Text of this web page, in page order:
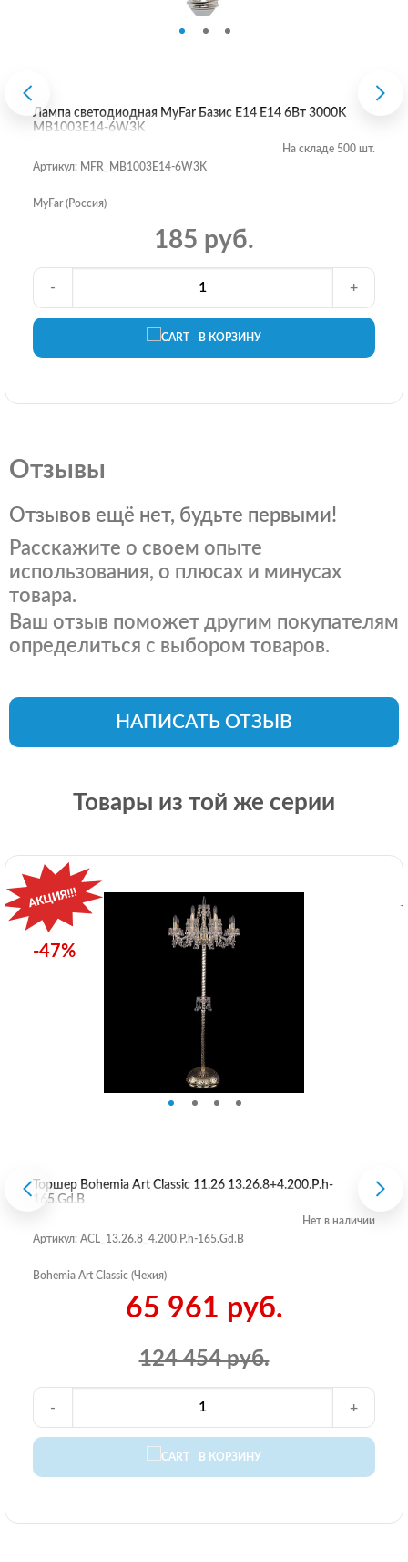
Лампа светодиодная MyFar Базис E14 E14 6Вт 3000K
MB1003E14-6W3K
На складе 500 шт.
Артикул: MFR_MB1003E14-6W3K
MyFar (Россия)
185 руб.
В КОРЗИНУ
- +
Отзывы
Отзывов ещё нет, будьте первыми!
Расскажите о своем опыте
использования, о плюсах и минусах
товара.
Ваш отзыв поможет другим покупателям
определиться с выбором товаров.
НАПИСАТЬ ОТЗЫВ
Товары из той же серии
-47%
Торшер Bohemia Art Classic 11.26 13.26.8+4.200.P.h-
165.Gd.B
Нет в наличии
Артикул: ACL_13.26.8_4.200.P.h-165.Gd.B
Bohemia Art Classic (Чехия)
124 454 руб.
65 961 руб.
В КОРЗИНУ
- +